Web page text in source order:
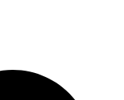
realiza compras